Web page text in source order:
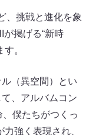
、挑戦と進化を象
掲げる“新時
。
（異空間）とい
、アルバムコン
僕たちがつくっ
強く表現され、